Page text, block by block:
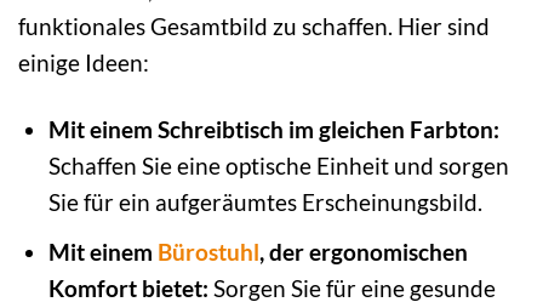
funktionales Gesamtbild zu schaffen. Hier sind
einige Ideen:
Mit einem Schreibtisch im gleichen Farbton:
Schaffen Sie eine optische Einheit und sorgen
Sie für ein aufgeräumtes Erscheinungsbild.
Mit einem Bürostuhl, der ergonomischen
Komfort bietet: Sorgen Sie für eine gesunde